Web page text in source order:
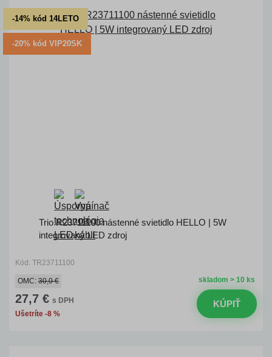
-14% kód 14LETO
-20% kód VIP20SK
Trio R23711100 nástenné svietidlo HELLO | 5W
integrovaný LED zdroj
Kód: TR23711100
skladom > 10 ks
OMC: 30,0 €
27,7 € s DPH
Ušetríte -8 %
KÚPIŤ